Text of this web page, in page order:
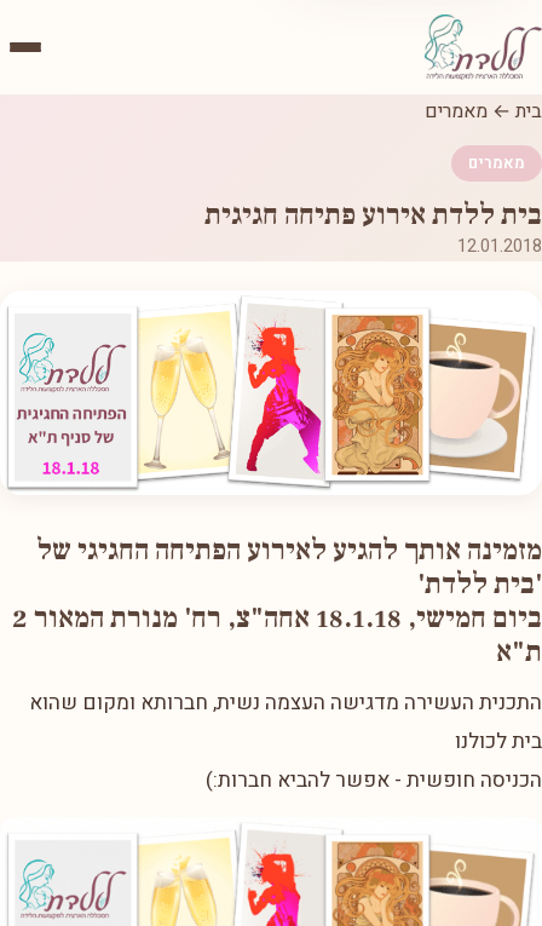
בית ← מאמרים
מאמרים
בית ללדת אירוע פתיחה חגיגית
12.01.2018
מזמינה אותך להגיע לאירוע הפתיחה החגיגי של
'בית ללדת'
ביום חמישי, 18.1.18 אחה"צ, רח' מנורת המאור 2
ת"א
התכנית העשירה מדגישה העצמה נשית, חברותא ומקום שהוא
בית לכולנו
הכניסה חופשית - אפשר להביא חברות:)